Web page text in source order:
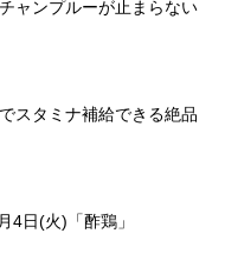
ャンプルーが止まらない
スタミナ補給できる絶品
4日(火)「酢鶏」